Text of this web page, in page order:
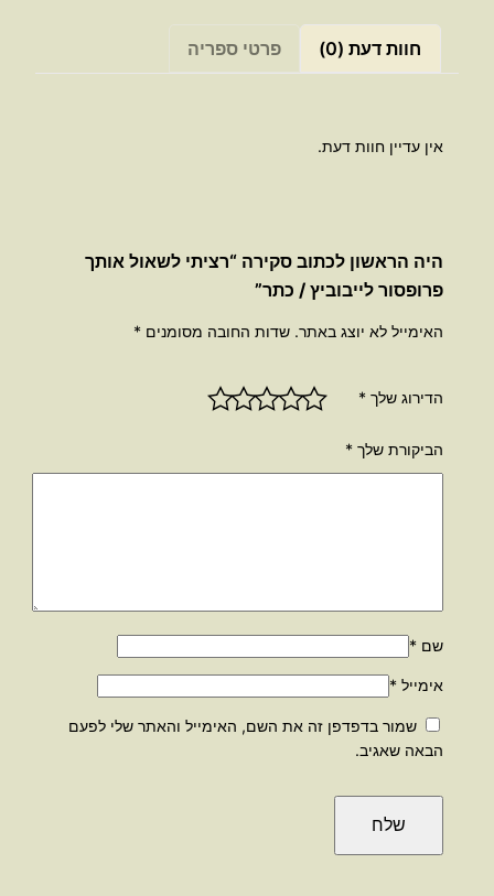
חוות דעת (0) פרטי ספריה
אין עדיין חוות דעת.
היה הראשון לכתוב סקירה “רציתי לשאול אותך
פרופסור לייבוביץ / כתר”
האימייל לא יוצג באתר. שדות החובה מסומנים*
הדירוג שלך*
הביקורת שלך*
שם*
אימייל*
שמור בדפדפן זה את השם, האימייל והאתר שלי לפעם
הבאה שאגיב.